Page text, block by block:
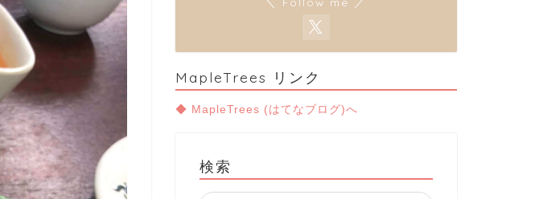
MapleTrees リンク
◆ MapleTrees (はてなブログ)へ
検索